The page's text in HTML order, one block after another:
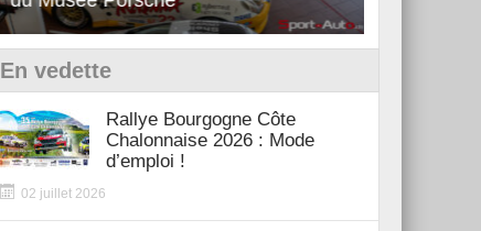
En vedette
Rallye Bourgogne Côte
Chalonnaise 2026 : Mode
d’emploi !
02 juillet 2026